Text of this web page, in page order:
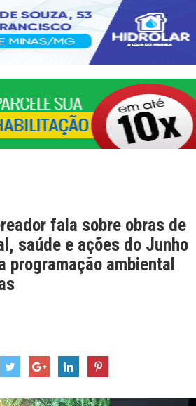
fala sobre obras de
saúde e ações do Junho
programação ambiental